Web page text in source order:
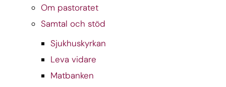
Om pastoratet
Samtal och stöd
Sjukhuskyrkan
Leva vidare
Matbanken